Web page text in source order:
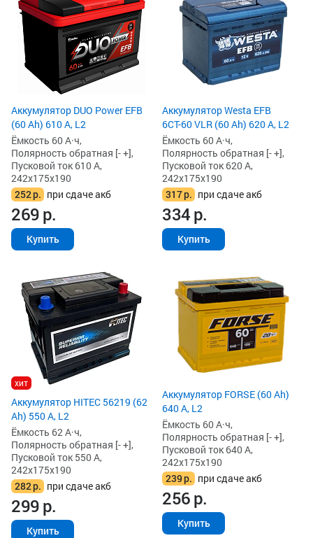
Аккумулятор DUO Power EFB
(60 Ah) 610 А, L2
Ёмкость 60 А·ч,
Полярность обратная [- +],
Пусковой ток 610 А,
242x175x190
252р. при сдаче акб
269р.
Купить
Аккумулятор Westa EFB
6СТ-60 VLR (60 Ah) 620 А, L2
Ёмкость 60 А·ч,
Полярность обратная [- +],
Пусковой ток 620 А,
242x175x190
317р. при сдаче акб
334р.
Купить
хит
Аккумулятор HITEC 56219 (62
Ah) 550 А, L2
Ёмкость 62 А·ч,
Полярность обратная [- +],
Пусковой ток 550 А,
242x175x190
282р. при сдаче акб
299р.
Купить
Аккумулятор FORSE (60 Ah)
640 А, L2
Ёмкость 60 А·ч,
Полярность обратная [- +],
Пусковой ток 640 А,
242x175x190
239р. при сдаче акб
256р.
Купить